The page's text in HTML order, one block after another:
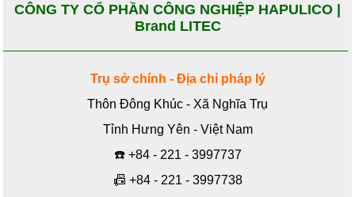
CÔNG TY CỔ PHẦN CÔNG NGHIỆP HAPULICO |
Brand LITEC
Trụ sở chính - Địa chỉ pháp lý
Thôn Đông Khúc - Xã Nghĩa Trụ
Tỉnh Hưng Yên - Việt Nam
☎️ +84 - 221 - 3997737
📠 +84 - 221 - 3997738